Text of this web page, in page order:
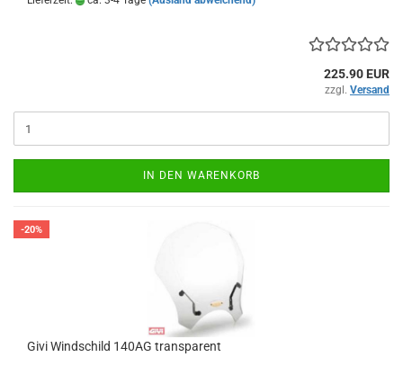
225.90 EUR
zzgl. Versand
IN DEN WARENKORB
-20%
Givi Windschild 140AG transparent